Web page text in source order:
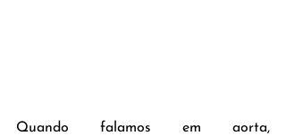
Quando falamos em aorta,